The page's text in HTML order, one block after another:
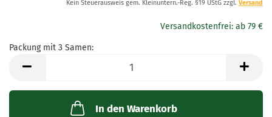
Kein Steuerausweis gem. Kleinuntern.-Reg. §19 UStG zzgl. Versand
Packung mit 3 Samen:
Samen
In den Warenkorb